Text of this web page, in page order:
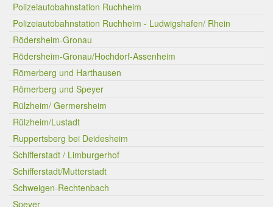
Polizeiautobahnstation Ruchheim
Polizeiautobahnstation Ruchheim - Ludwigshafen/ Rhein
Rödersheim-Gronau
Rödersheim-Gronau/Hochdorf-Assenheim
Römerberg und Harthausen
Römerberg und Speyer
Rülzheim/ Germersheim
Rülzheim/Lustadt
Ruppertsberg bei Deidesheim
Schifferstadt / Limburgerhof
Schifferstadt/Mutterstadt
Schweigen-Rechtenbach
Speyer